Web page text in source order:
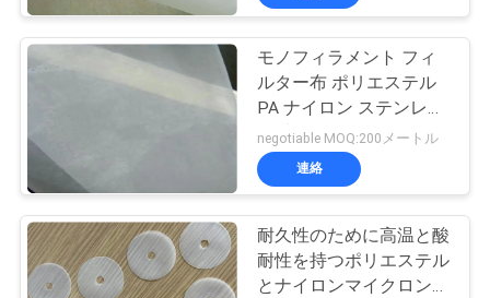
モノフィラメント フィ
ルター布 ポリエステル
PA ナイロン ステンレス
鋼材
negotiable MOQ:200メートル
連絡
耐久性のために高温と酸
耐性を持つポリエステル
とナイロンマイクロンフ